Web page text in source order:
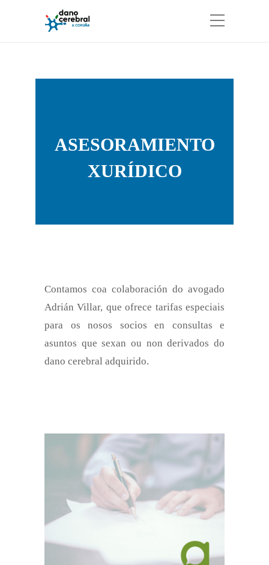
ASESORAMIENTO
XURÍDICO
Contamos coa colaboración do avogado
Adrián Villar, que ofrece tarifas especiais
para os nosos socios en consultas e
asuntos que sexan ou non derivados do
dano cerebral adquirido.